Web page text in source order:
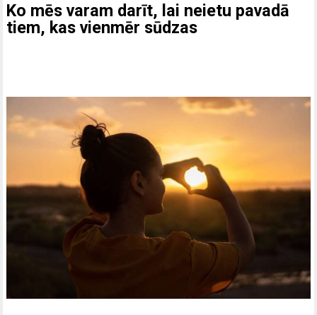
Ko mēs varam darīt, lai neietu pavadā
tiem, kas vienmēr sūdzas